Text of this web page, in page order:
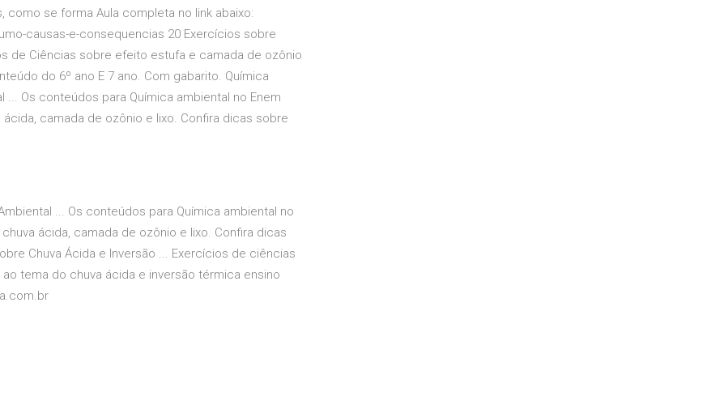
como se forma Aula completa no link abaixo:
causas-e-consequencias 20 Exercícios sobre
de Ciências sobre efeito estufa e camada de ozônio
do 6º ano E 7 ano. Com gabarito. Química
Os conteúdos para Química ambiental no Enem
camada de ozônio e lixo. Confira dicas sobre
... Os conteúdos para Química ambiental no
ácida, camada de ozônio e lixo. Confira dicas
Chuva Ácida e Inversão ... Exercícios de ciências
tema do chuva ácida e inversão térmica ensino